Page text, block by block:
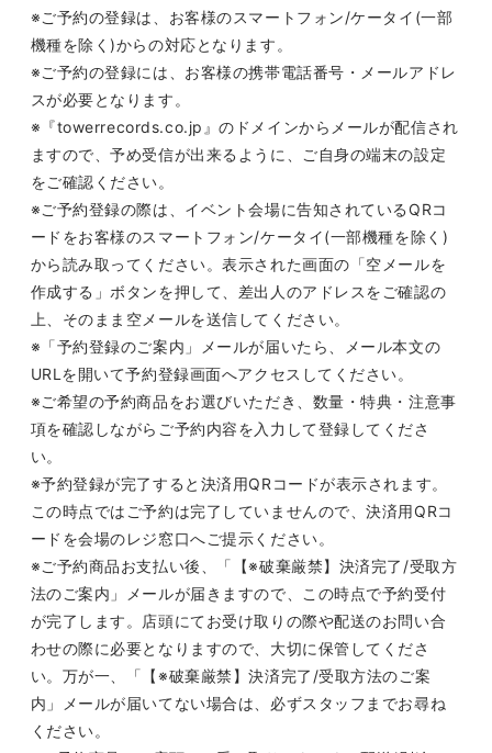
※ご予約の登録は、お客様のスマートフォン/ケータイ (一部
機種を除く )からの対応となります。
※ご予約の登録には、お客様の携帯電話番号・メールアドレ
スが必要となります。
※ 『towerrecords.co.jp 』のドメインからメールが配信され
ますので、予め受信が出来るように、ご自身の端末の設定
をご確認ください。
※ご予約登録の際は、イベント会場に告知されている QRコ
ードをお客様のスマートフォン/ケータイ(一部機種を除く )
から読み取ってください。表示された画面の「空メールを
作成する」ボタンを押して、差出人のアドレスをご確認の
上、そのまま空メールを送信してください。
※ 「予約登録のご案内」メールが届いたら、メール本文の
URL を開いて予約登録画面へアクセスしてください。
※ご希望の予約商品をお選びいただき、数量・特典・注意事
項を確認しながらご予約内容を入力して登録してくださ
い。
※予約登録が完了すると決済用QR コードが表示されます。
この時点ではご予約は完了していませんので、決済用QRコ
ードを会場のレジ窓口へご提示ください。
※ご予約商品お支払い後、「【※破棄厳禁】決済完了 /受取方
法のご案内」メールが届きますので、この時点で予約受付
が完了します。店頭にてお受け取りの際や配送のお問い合
わせの際に必要となりますので、大切に保管してくださ
い。万が一、「【※破棄厳禁】決済完了 /受取方法のご案
内」メールが届いてない場合は、必ずスタッフまでお尋ね
ください。